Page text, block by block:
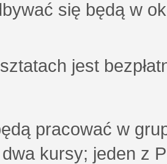
się będą w
jest
pracować w
kursy; jeden z